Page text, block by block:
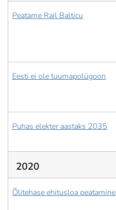
Peatame Rail Balticu
Eesti ei ole tuumapolügoon
Puhas elekter aastaks 2035
2020
Õlitehase ehitusloa peatamine